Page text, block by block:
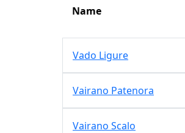
Name
Vado Ligure
Vairano Patenora
Vairano Scalo